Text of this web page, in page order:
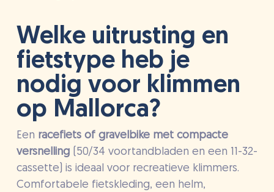
Welke uitrusting en
fietstype heb je
nodig voor klimmen
op Mallorca?
Een racefiets of gravelbike met compacte
versnelling(50/34 voortandbladen en een 11-32-
cassette) is ideaal voor recreatieve klimmers.
Comfortabele fietskleding, een helm,